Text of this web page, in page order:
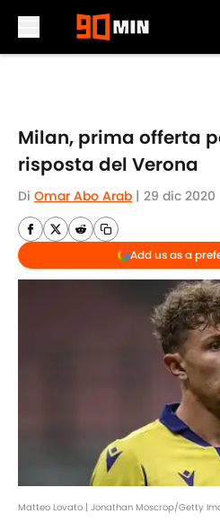
Milan, prima offerta
risposta del Verona
Di Omar Abo Arab | 29 dic 2020
Add us as a
Matteo Lovato | Jonathan Moscrop/Getty